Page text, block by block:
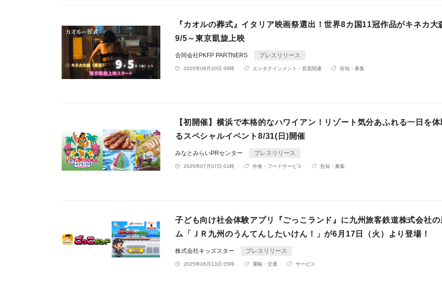
『カオルの葬式』イタリア映画祭選出！世界8カ国11冠作品がキネカ大
9/5～東京凱旋上映
合同会社PKFP PARTNERS プレスリリース
2025年08月20日 06時 エンタテインメント・音楽関連 告知・募集
【初開催】横浜で本格的なハワイアン！リゾート気分あふれる一日を体
るスペシャルイベント8/31(日)開催
みなとみらいPRセンター プレスリリース
2025年07月07日 01時 外食・フードサービス 告知・募集
子ども向け社会体験アプリ『ごっこランド』に九州旅客鉄道株式会社の
ム「ＪＲ九州のうんてんしたいけん！」が6月17日（火）より登場！
株式会社キッズスター プレスリリース
2025年06月13日 05時 運輸・交通 サービス